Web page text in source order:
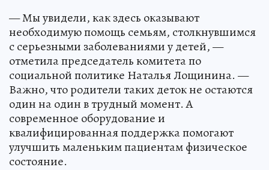
— Мы увидели, как здесь оказывают
необходимую помощь семьям, столкнувшимся
с серьезными заболеваниями у детей, —
отметила председатель комитета по
социальной политике Наталья Лощинина. —
Важно, что родители таких деток не остаются
один на один в трудный момент. А
современное оборудование и
квалифицированная поддержка помогают
улучшить маленьким пациентам физическое
состояние.